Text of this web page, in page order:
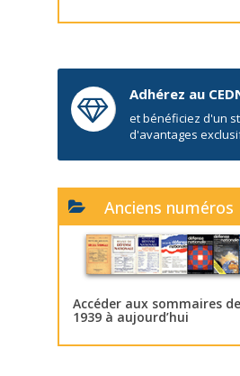
Adhérez au
et bénéficiez d'un
d'avantages
Anciens numéros
Accéder aux sommaires
1939 à aujourd’hui